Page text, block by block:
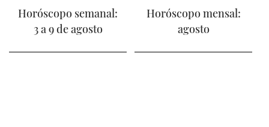
Horóscopo semanal:
3 a 9 de agosto
Horóscopo mensal:
agosto